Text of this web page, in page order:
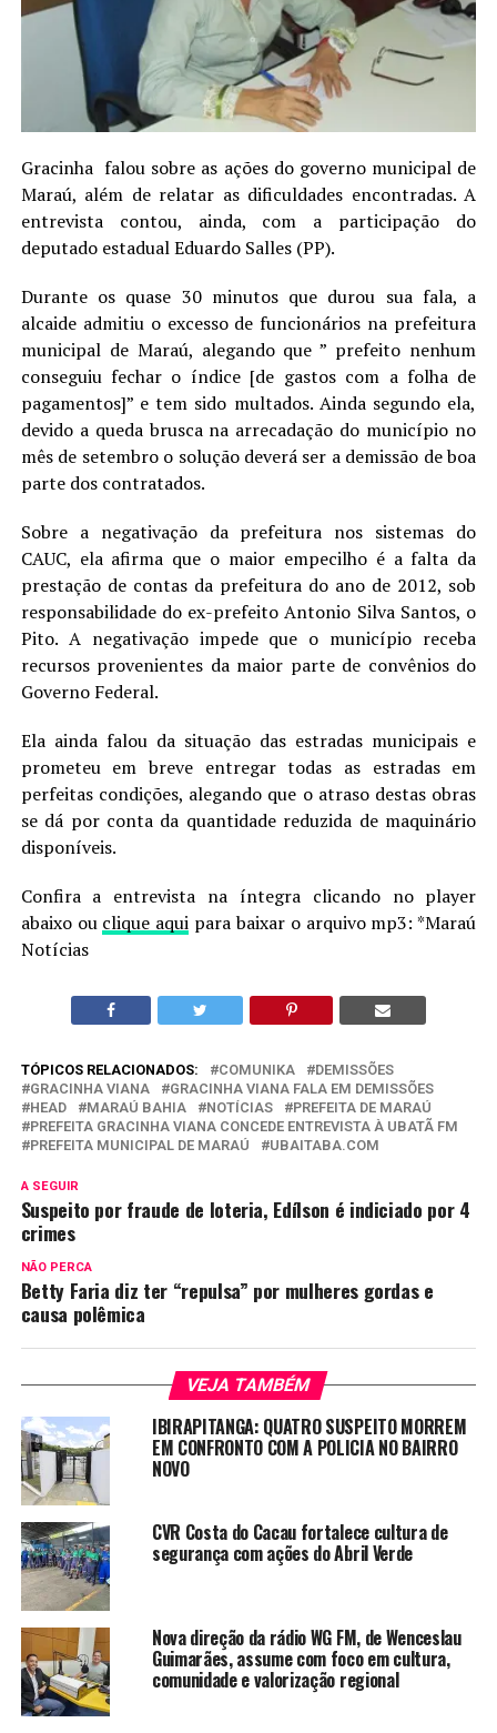
Gracinha falou sobre as ações do governo municipal de
Maraú, além de relatar as dificuldades encontradas. A
entrevista contou, ainda, com a participação do
deputado estadual Eduardo Salles (PP).
Durante os quase 30 minutos que durou sua fala, a
alcaide admitiu o excesso de funcionários na prefeitura
municipal de Maraú, alegando que ” prefeito nenhum
conseguiu fechar o índice [de gastos com a folha de
pagamentos]” e tem sido multados. Ainda segundo ela,
devido a queda brusca na arrecadação do município no
mês de setembro o solução deverá ser a demissão de boa
parte dos contratados.
Sobre a negativação da prefeitura nos sistemas do
CAUC, ela afirma que o maior empecilho é a falta da
prestação de contas da prefeitura do ano de 2012, sob
responsabilidade do ex-prefeito Antonio Silva Santos, o
Pito. A negativação impede que o município receba
recursos provenientes da maior parte de convênios do
Governo Federal.
Ela ainda falou da situação das estradas municipais e
prometeu em breve entregar todas as estradas em
perfeitas condições, alegando que o atraso destas obras
se dá por conta da quantidade reduzida de maquinário
disponíveis.
Confira a entrevista na íntegra clicando no player
abaixo ou clique aqui para baixar o arquivo mp3: *Maraú
Notícias
TÓPICOS RELACIONADOS: COMUNIKA
DEMISSÕES
GRACINHA VIANA
GRACINHA VIANA FALA EM DEMISSÕES
HEAD
MARAÚ BAHIA NOTÍCIAS
PREFEITA DE MARAÚ
PREFEITA GRACINHA VIANA CONCEDE ENTREVISTA À UBATÃ FM
PREFEITA MUNICIPAL DE MARAÚ
UBAITABA.COM
A SEGUIR
Suspeito por fraude de loteria, Edílson é indiciado por 4
crimes
NÃO PERCA
Betty Faria diz ter “repulsa” por mulheres gordas e
causa polêmica
VEJA TAMBÉM
IBIRAPITANGA: QUATRO SUSPEITO MORREM
EM CONFRONTO COM A POLICIA NO BAIRRO
NOVO
CVR Costa do Cacau fortalece cultura de
segurança com ações do Abril Verde
Nova direção da rádio WG FM, de Wenceslau
Guimarães, assume com foco em cultura,
comunidade e valorização regional